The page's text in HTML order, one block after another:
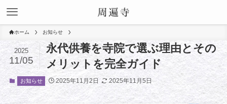
ホーム お知らせ
永代供養を寺院で選ぶ理由とその
メリットを完全ガイド
2025
11/05
お知らせ 2025年11月2日 2025年11月5日